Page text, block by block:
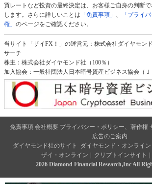
買レートなど投資の最終決定は、お客様ご自身の判断
します。さらに詳しいことは 「免責事項」
「プライ
権」 のページをご確認ください。
当サイト「ザイFX！」の運営元：株式会社ダイヤモン
サーチ
株主：株式会社ダイヤモンド社（100％）
加入協会：一般社団法人日本暗号資産ビジネス協会（Ｊ
免責事項 会社概要 プライバシー・ポリシー、著作権
広告のご案内
ダイヤモンド社のサイト
ダイヤモンド・オンライン
ザイ・オンライン
クリプトインサイト
2026 Diamond Financial Research,Inc All